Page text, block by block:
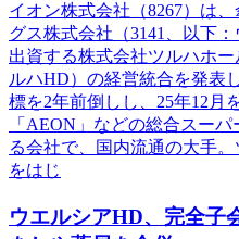
イオン株式会社（8267）は
グス株式会社（3141、以下
出資する株式会社ツルハホ
ルハHD）の経営統合を発表
標を2年前倒しし、25年12月
「AEON」などの総合スー
る会社で、国内流通の大手
をはじ
ウエルシアHD、完全子